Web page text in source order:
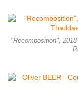
"Recomposition",